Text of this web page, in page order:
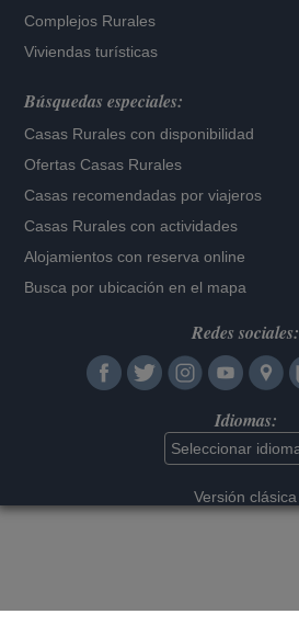
Complejos Rurales
Viviendas turísticas
Búsquedas especiales:
Casas Rurales con disponibilidad
Ofertas Casas Rurales
Casas recomendadas por viajeros
Casas Rurales con actividades
Alojamientos con reserva online
Busca por ubicación en el mapa
Redes sociales:
Idiomas:
Versión clásica